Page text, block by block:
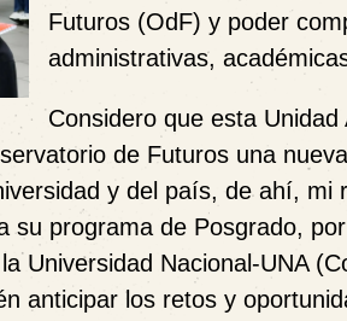
Futuros (OdF) y poder
administrativas,
Considero que esta
de Futuros una
y del país, de ahí,
su programa de Posgrado,
Universidad Nacional-UNA
anticipar los retos y